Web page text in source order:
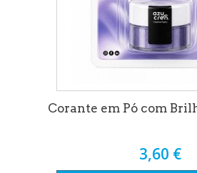
Corante em Pó com
3,60 €